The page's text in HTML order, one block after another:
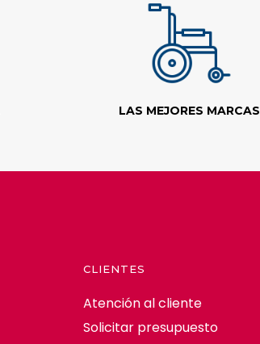
LAS MEJORES MARCAS
CLIENTES
Atención al cliente
Solicitar presupuesto